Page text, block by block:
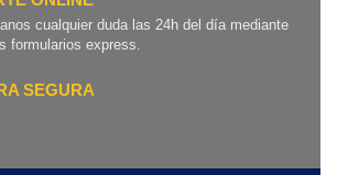
cualquier duda las 24h del día mediante
formularios express.
SEGURA